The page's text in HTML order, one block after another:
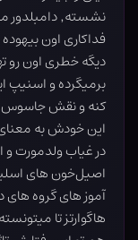
نشسته٬
فداکاری اون
دیگه خطری اون رو
برمیگرده و اسنیپ
کنه و نقش جاسوس
این خودش به
در غیاب ولدمورت
اصیل‌خون های
آموز های گروه
هاگوارتز تا